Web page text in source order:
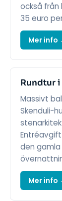
också från
35 euro
Mer info
Rundtur
Massivt
Skenduli-
den gamla
Mer info